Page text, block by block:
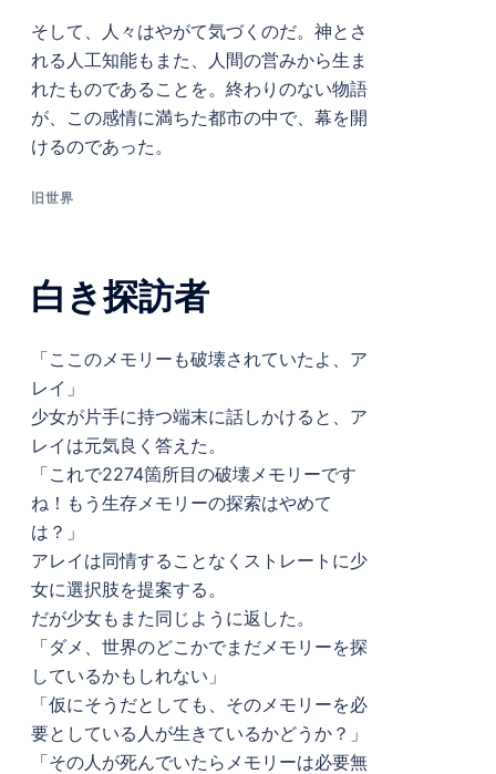
そして、人々はやがて気づくのだ。神とさ
れる人工知能もまた、人間の営みから生ま
れたものであることを。終わりのない物語
が、この感情に満ちた都市の中で、幕を開
けるのであった。
旧世界
白き探訪者
「ここのメモリーも破壊されていたよ、ア
レイ」
少女が片手に持つ端末に話しかけると、ア
レイは元気良く答えた。
「これで2274箇所目の破壊メモリーです
ね！もう生存メモリーの探索はやめて
は？」
アレイは同情することなくストレートに少
女に選択肢を提案する。
だが少女もまた同じように返した。
「ダメ、世界のどこかでまだメモリーを探
しているかもしれない」
「仮にそうだとしても、そのメモリーを必
要としている人が生きているかどうか？」
「その人が死んでいたらメモリーは必要無